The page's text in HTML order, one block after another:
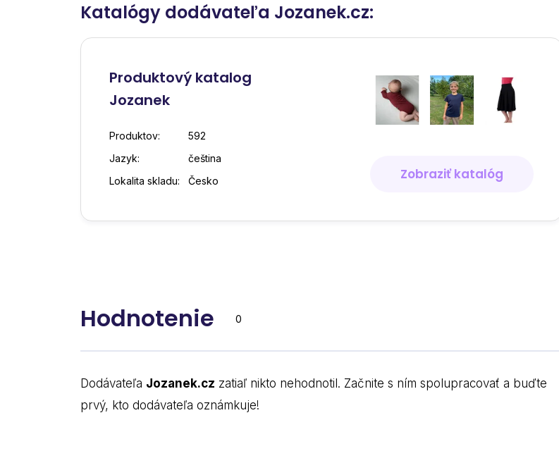
Katalógy dodávateľa Jozanek.cz:
Produktový katalog
Jozanek
Produktov:
592
Jazyk:
čeština
Lokalita skladu:
Česko Zobraziť katalóg
Hodnotenie 0
Dodávateľa Jozanek.cz zatiaľ nikto nehodnotil. Začnite s ním spolupracovať a buďte
prvý, kto dodávateľa oznámkuje!